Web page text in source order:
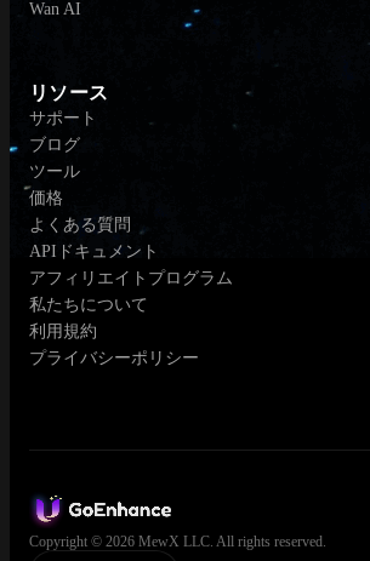
Wan AI
リソース
サポート
ブログ
ツール
価格
よくある質問
APIドキュメント
アフィリエイトプログラム
私たちについて
利用規約
プライバシーポリシー
Copyright © 2026 MewX LLC. All rights reserved.